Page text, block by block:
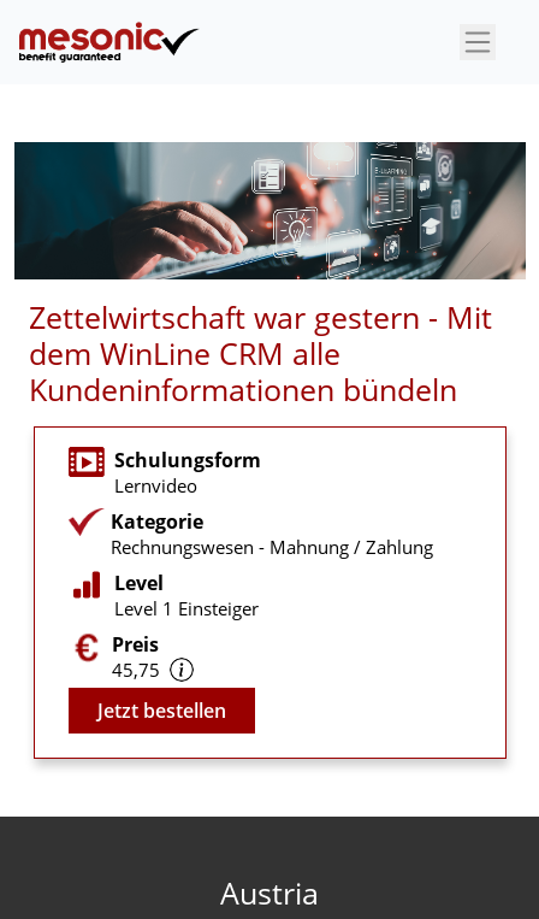
×
Zettelwirtschaft war gestern - Mit
dem WinLine CRM alle
Kundeninformationen bündeln
Schulungsform
Lernvideo
Kategorie
Rechnungswesen - Mahnung / Zahlung
Level
Level 1 Einsteiger
Preis
45,75
Video
Jetzt bestellen
Austria